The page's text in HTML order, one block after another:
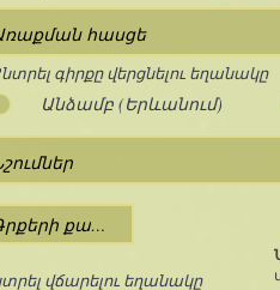
գիրքը վերցնելու եղանակը
Անձամբ (Երևանում)
վճարելու եղանակը